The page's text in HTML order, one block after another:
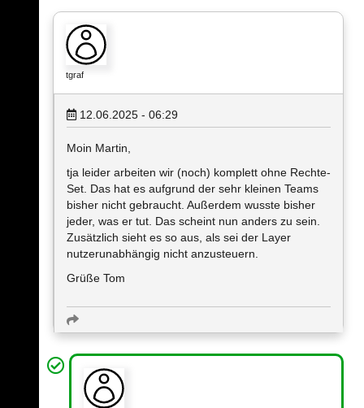
tgraf
12.06.2025 - 06:29
Moin Martin,
tja leider arbeiten wir (noch) komplett ohne Rechte-
Set. Das hat es aufgrund der sehr kleinen Teams
bisher nicht gebraucht. Außerdem wusste bisher
jeder, was er tut. Das scheint nun anders zu sein.
Zusätzlich sieht es so aus, als sei der Layer
nutzerunabhängig nicht anzusteuern.
Grüße Tom